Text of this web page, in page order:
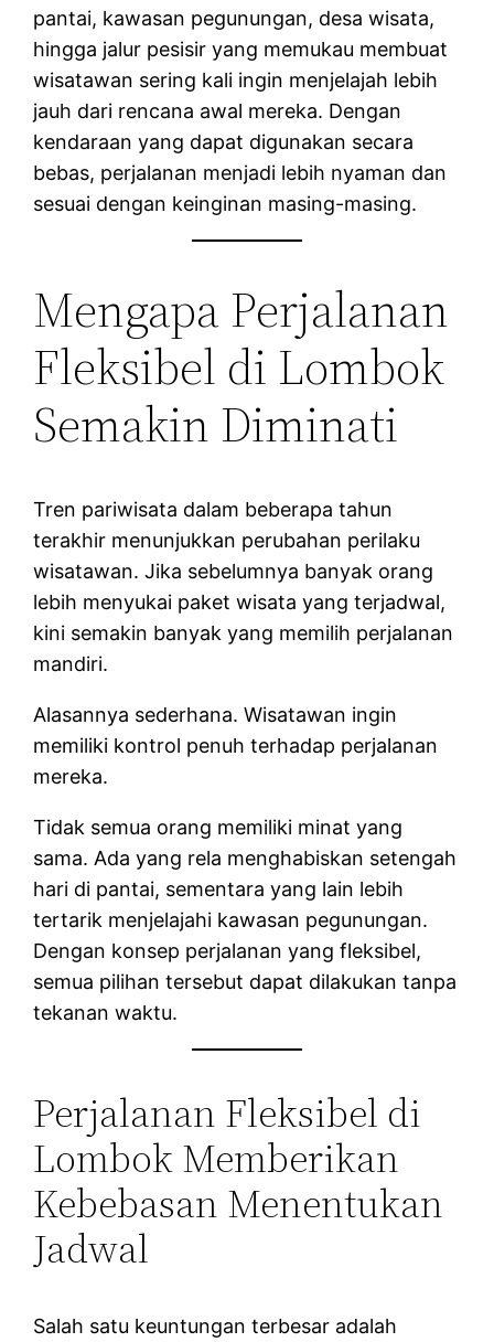
pantai, kawasan pegunungan, desa wisata,
hingga jalur pesisir yang memukau membuat
wisatawan sering kali ingin menjelajah lebih
jauh dari rencana awal mereka. Dengan
kendaraan yang dapat digunakan secara
bebas, perjalanan menjadi lebih nyaman dan
sesuai dengan keinginan masing-masing.
Mengapa Perjalanan
Fleksibel di Lombok
Semakin Diminati
Tren pariwisata dalam beberapa tahun
terakhir menunjukkan perubahan perilaku
wisatawan. Jika sebelumnya banyak orang
lebih menyukai paket wisata yang terjadwal,
kini semakin banyak yang memilih perjalanan
mandiri.
Alasannya sederhana. Wisatawan ingin
memiliki kontrol penuh terhadap perjalanan
mereka.
Tidak semua orang memiliki minat yang
sama. Ada yang rela menghabiskan setengah
hari di pantai, sementara yang lain lebih
tertarik menjelajahi kawasan pegunungan.
Dengan konsep perjalanan yang fleksibel,
semua pilihan tersebut dapat dilakukan tanpa
tekanan waktu.
Perjalanan Fleksibel di
Lombok Memberikan
Kebebasan Menentukan
Jadwal
Salah satu keuntungan terbesar adalah